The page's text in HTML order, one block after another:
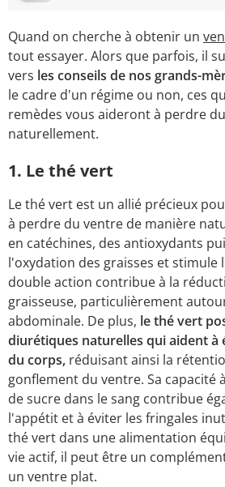
Quand on cherche à obtenir un
tout essayer. Alors que parfois, il
vers les conseils de nos grands-
le cadre d'un régime ou non, ces
remèdes vous aideront à perdre
naturellement.
1. Le thé vert
Le thé vert est un allié précieux
à perdre du ventre de manière
en catéchines, des antioxydants
l'oxydation des graisses et stimule
double action contribue à la
graisseuse, particulièrement
abdominale. De plus, le thé vert
diurétiques naturelles qui aident à
du corps, réduisant ainsi la
gonflement du ventre. Sa capacité
de sucre dans le sang contribue
l'appétit et à éviter les fringales
thé vert dans une alimentation
vie actif, il peut être un
un ventre plat.